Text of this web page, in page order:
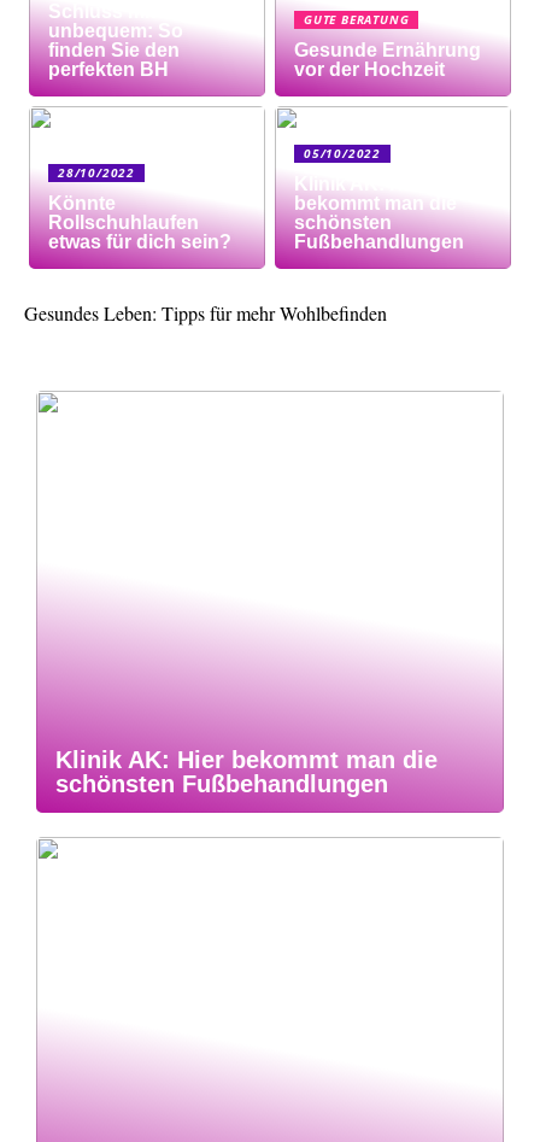
Schluss mit
unbequem: So
finden Sie den
perfekten BH
GUTE BERATUNG
Gesunde Ernährung
vor der Hochzeit
28/10/2022
Könnte
Rollschuhlaufen
etwas für dich sein?
05/10/2022
Klinik AK: Hier
bekommt man die
schönsten
Fußbehandlungen
Gesundes Leben: Tipps für mehr Wohlbefinden
Klinik AK: Hier bekommt man die
schönsten Fußbehandlungen